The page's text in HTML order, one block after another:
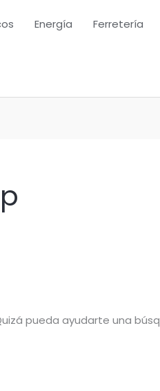
Energía Ferretería
pueda ayudarte una